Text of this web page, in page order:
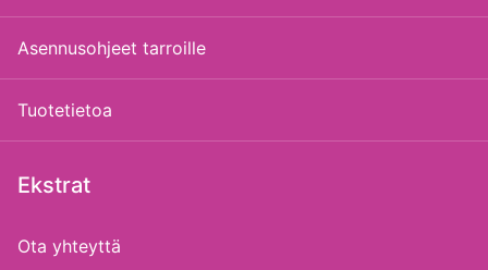
Asennusohjeet tarroille
Tuotetietoa
Ekstrat
Ota yhteyttä